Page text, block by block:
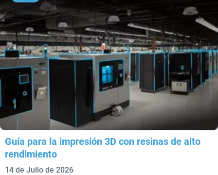
Guía para la impresión 3D con resinas de alto
rendimiento
14 de Julio de 2026